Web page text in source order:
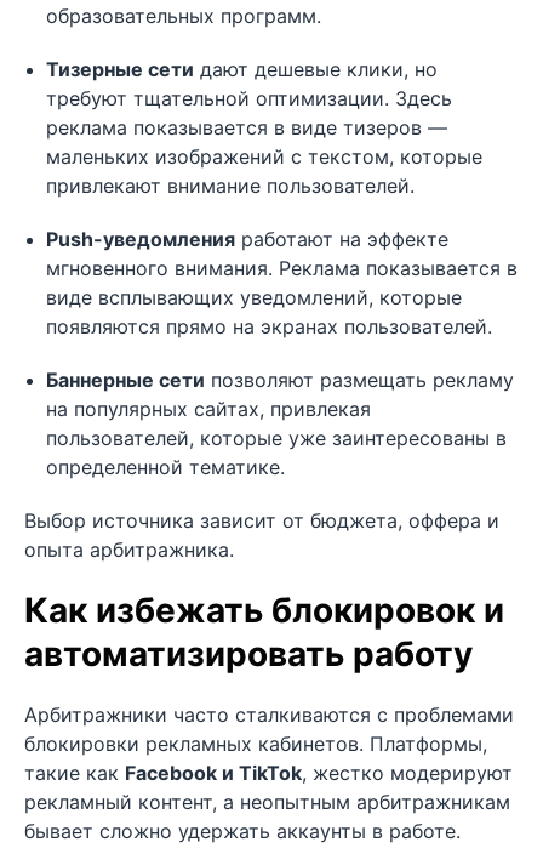
образовательных программ.
Тизерные сети дают дешевые клики, но
требуют тщательной оптимизации. Здесь
реклама показывается в виде тизеров —
маленьких изображений с текстом, которые
привлекают внимание пользователей.
Push-уведомления работают на эффекте
мгновенного внимания. Реклама показывается в
виде всплывающих уведомлений, которые
появляются прямо на экранах пользователей.
Баннерные сети позволяют размещать рекламу
на популярных сайтах, привлекая
пользователей, которые уже заинтересованы в
определенной тематике.
Выбор источника зависит от бюджета, оффера и
опыта арбитражника.
Как избежать блокировок и
автоматизировать работу
Арбитражники часто сталкиваются с проблемами
блокировки рекламных кабинетов. Платформы,
такие как Facebook и TikTok, жестко модерируют
рекламный контент, а неопытным арбитражникам
бывает сложно удержать аккаунты в работе.